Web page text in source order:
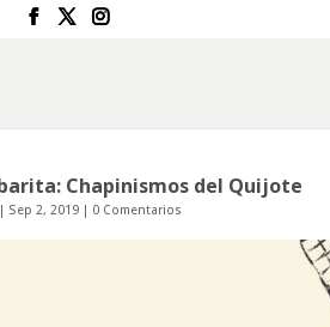
Chapinismos del Quijote
| Sep 2, 2019 | 0 Comentarios